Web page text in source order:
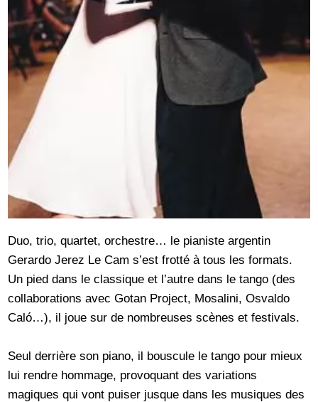
Duo, trio, quartet, orchestre… le pianiste argentin
Gerardo Jerez Le Cam s’est frotté à tous les formats.
Un pied dans le classique et l’autre dans le tango (des
collaborations avec Gotan Project, Mosalini, Osvaldo
Caló…), il joue sur de nombreuses scènes et festivals.
Seul derrière son piano, il bouscule le tango pour mieux
lui rendre hommage, provoquant des variations
magiques qui vont puiser jusque dans les musiques des